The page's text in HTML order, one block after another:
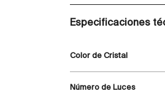
Especificaciones
Color de Cristal
Número de Luces